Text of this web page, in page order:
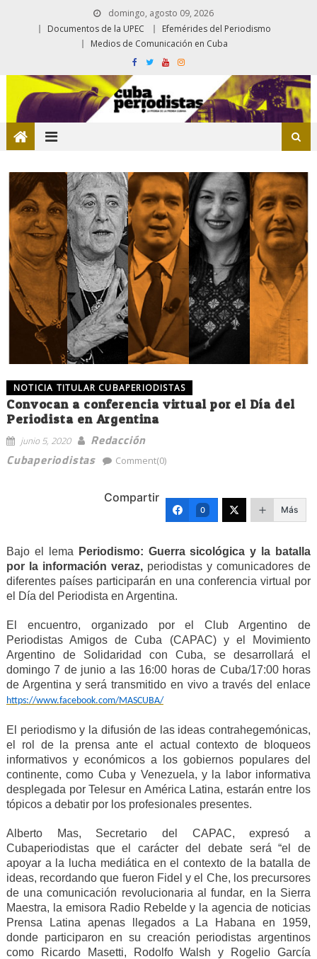
domingo, agosto 09, 2026
Documentos de la UPEC
Efemérides del Periodismo
Medios de Comunicación en Cuba
NOTICIA TITULAR CUBAPERIODISTAS
Convocan a conferencia virtual por el Día del
Periodista en Argentina
junio 5, 2020
Redacción
Cubaperiodistas
Comment(0)
Compartir
0 Más
Bajo el lema Periodismo: Guerra sicológica y la batalla
por la información veraz, periodistas y comunicadores de
diferentes países participarán en una conferencia virtual por
el Día del Periodista en Argentina.
El encuentro, organizado por el Club Argentino de
Periodistas Amigos de Cuba (CAPAC) y el Movimiento
Argentino de Solidaridad con Cuba, se desarrollará el
domingo 7 de junio a las 16:00 horas de Cuba/17:00 horas
de Argentina y será transmitido en vivo a través del enlace
https://www.facebook.com/MASCUBA/
El periodismo y la difusión de las ideas contrahegemónicas,
el rol de la prensa ante el actual contexto de bloqueos
informativos y económicos a los gobiernos populares del
continente, como Cuba y Venezuela, y la labor informativa
desplegada por Telesur en América Latina, estarán entre los
tópicos a debatir por los profesionales presentes.
Alberto Mas, Secretario del CAPAC, expresó a
Cubaperiodistas que el carácter del debate será “el de
apoyar a la lucha mediática en el contexto de la batalla de
ideas, recordando que fueron Fidel y el Che, los precursores
de una comunicación revolucionaria al fundar, en la Sierra
Maestra, la emisora Radio Rebelde y la agencia de noticias
Prensa Latina apenas llegados a La Habana en 1959,
donde participaron en su creación periodistas argentinos
como Ricardo Masetti, Rodolfo Walsh y Rogelio García